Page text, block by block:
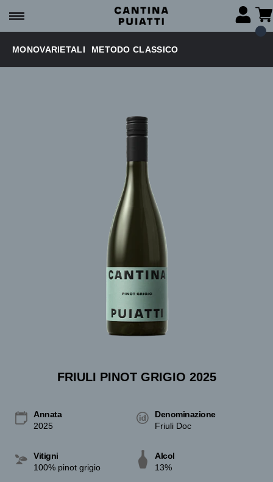
MONOVARIETALI METODO CLASSICO
FRIULI PINOT GRIGIO 2025
Annata
2025
Denominazione
Friuli Doc
Vitigni
100% pinot grigio
Alcol
13%